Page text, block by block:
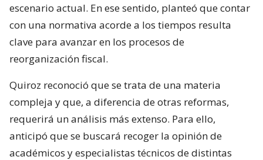
escenario actual. En ese sentido, planteó que contar
con una normativa acorde a los tiempos resulta
clave para avanzar en los procesos de
reorganización fiscal.
Quiroz reconoció que se trata de una materia
compleja y que, a diferencia de otras reformas,
requerirá un análisis más extenso. Para ello,
anticipó que se buscará recoger la opinión de
académicos y especialistas técnicos de distintas